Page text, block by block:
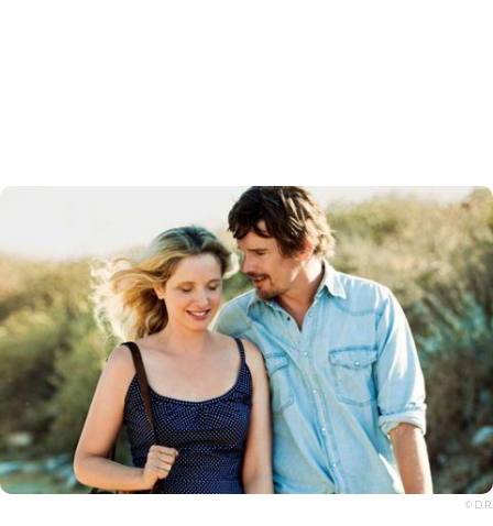
© D.R.